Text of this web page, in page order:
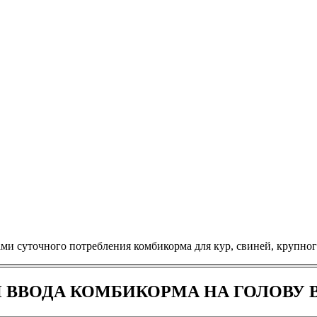
суточного потребления комбикорма для кур, свиней,
КОМБИКОРМА НА ГОЛОВУ